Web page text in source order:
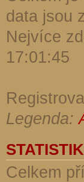
data jsou
Nejvíce
17:01:45
Legenda:
Celkem